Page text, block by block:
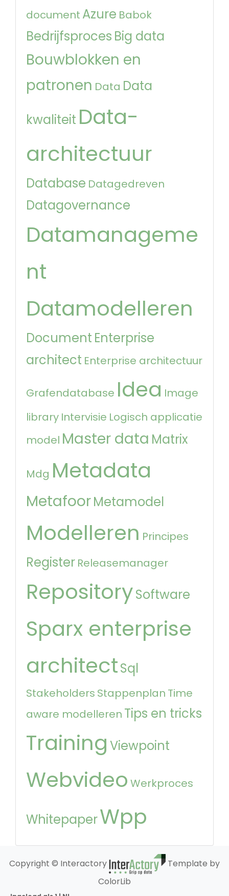
document Azure Babok
Bedrijfsproces Big data
Bouwblokken en
patronen Data Data
kwaliteit Data-
architectuur
Database Datagedreven
Datagovernance
Datamanageme
nt
Datamodelleren
Document Enterprise
architect Enterprise architectuur
Grafendatabase Idea Image
library Intervisie Logisch applicatie
model Master data Matrix
Mdg Metadata
MetafoorMetamodel
Modelleren Principes
Register Releasemanager
RepositorySoftware
Sparx enterprise
architectSql
Stakeholders Stappenplan Time
aware modelleren Tips en tricks
Training Viewpoint
Webvideo Werkproces
WhitepaperWpp
Copyright © Interactory
Template by
ColorLib